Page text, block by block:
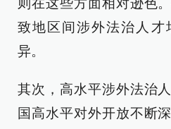
则在这些方面相对逊色
致地区间涉外法治人才
异。
其次，高水平涉外法治
国高水平对外开放不断